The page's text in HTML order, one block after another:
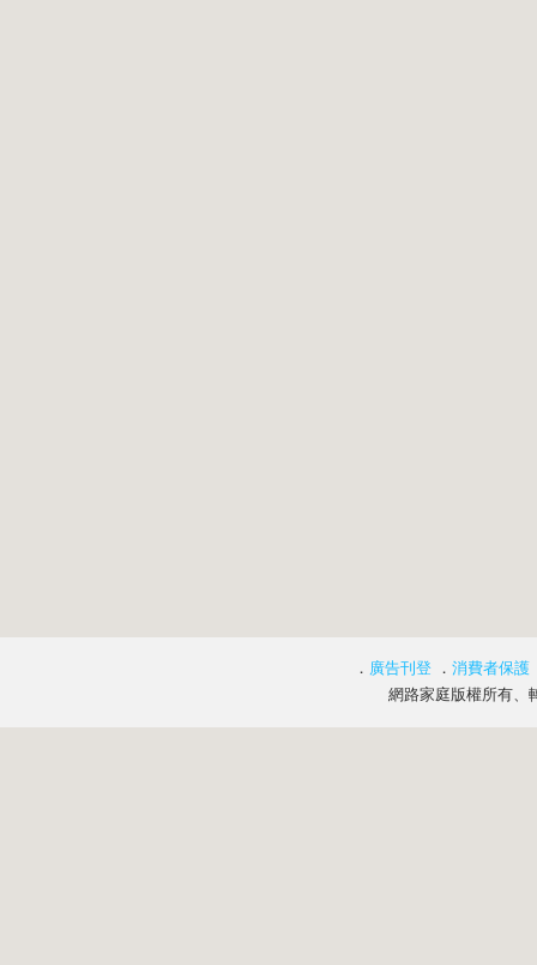
． 廣告刊登 ． 消費者保護
網路家庭版權所有、